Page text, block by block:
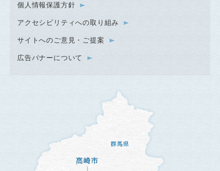
個人情報保護方針
アクセシビリティへの取り組み
サイトへのご意見・ご提案
広告バナーについて